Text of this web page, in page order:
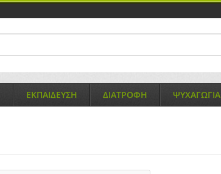
ΕΚΠΑΙΔΕΥΣΗ ΔΙΑΤΡΟΦΗ ΨΥΧΑΓΩΓΙΑ